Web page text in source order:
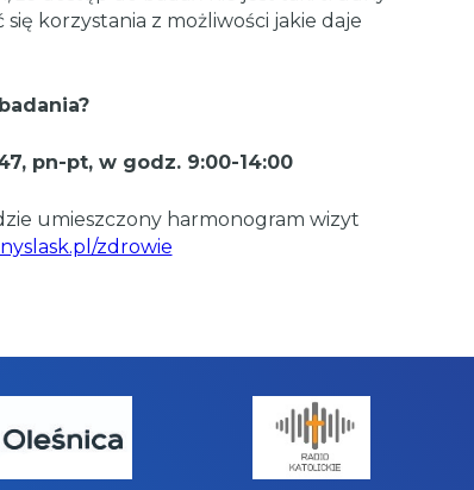
korzystania z możliwości jakie daje
pn-pt, w godz. 9:00-14:00
umieszczony harmonogram wizyt
zdrowie